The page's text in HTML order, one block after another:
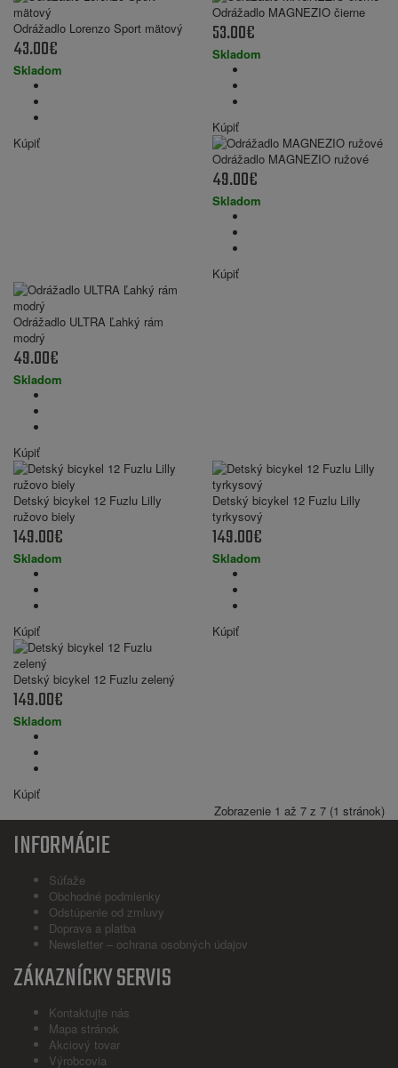
Odrážadlo Lorenzo Sport mätový
43.00€
Skladom
Kúpiť
Odrážadlo MAGNEZIO čierne
53.00€
Skladom
Kúpiť
Odrážadlo MAGNEZIO ružové
49.00€
Skladom
Kúpiť
Odrážadlo ULTRA Ľahký rám
modrý
49.00€
Skladom
Kúpiť
Detský bicykel 12 Fuzlu Lilly
ružovo biely
149.00€
Skladom
Kúpiť
Detský bicykel 12 Fuzlu Lilly
tyrkysový
149.00€
Skladom
Kúpiť
Detský bicykel 12 Fuzlu zelený
149.00€
Skladom
Kúpiť
Zobrazenie 1 až 7 z 7 (1 stránok)
INFORMÁCIE
Súťaže
Obchodné podmienky
Odstúpenie od zmluvy
Doprava a platba
Newsletter – ochrana osobných údajov
ZÁKAZNÍCKY SERVIS
Kontaktujte nás
Mapa stránok
Akciový tovar
Výrobcovia